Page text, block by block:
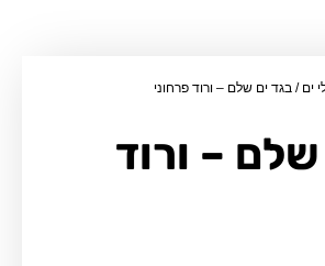
ים / בגד ים שלם – ורוד פרחוני
– ורוד